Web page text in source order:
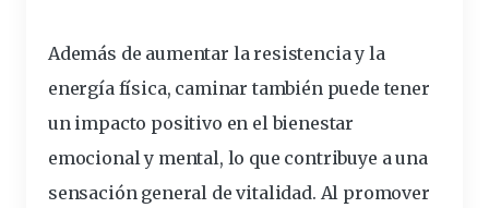
Además de aumentar la resistencia y la
energía física, caminar también puede tener
un impacto positivo en el bienestar
emocional y mental, lo que contribuye a una
sensación general de vitalidad. Al promover